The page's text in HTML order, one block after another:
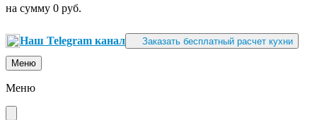
на сумму 0 руб.
Наш Telegram канал Заказать бесплатный расчет кухни
Меню
Меню